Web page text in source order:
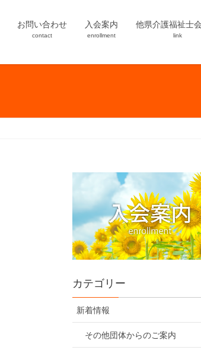
お問い合わせ
contact
入会案内
enrollment
他県介護福祉士
link
カテゴリー
新着情報
その他団体からのご案内